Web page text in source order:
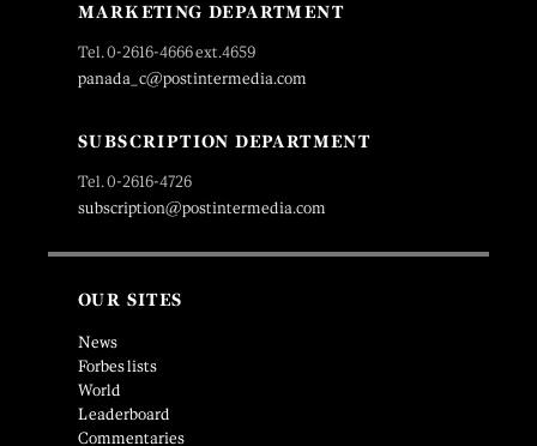
MARKETING DEPARTMENT
Tel. 0-2616-4666 ext.4659
panada_c@postintermedia.com
SUBSCRIPTION DEPARTMENT
Tel. 0-2616-4726
subscription@postintermedia.com
OUR SITES
News
Forbes lists
World
Leaderboard
Commentaries